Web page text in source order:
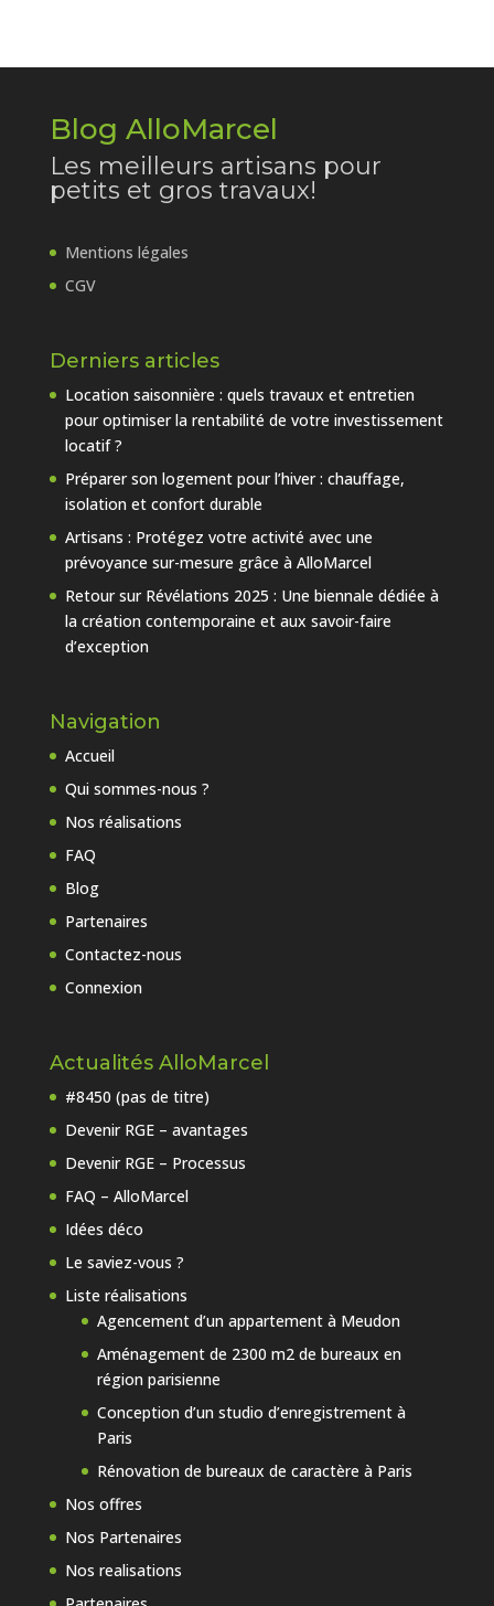
Blog AlloMarcel
Les meilleurs artisans pour
petits et gros travaux!
Mentions légales
CGV
Derniers articles
Location saisonnière : quels travaux et entretien
pour optimiser la rentabilité de votre investissement
locatif ?
Préparer son logement pour l’hiver : chauffage,
isolation et confort durable
Artisans : Protégez votre activité avec une
prévoyance sur-mesure grâce à AlloMarcel
Retour sur Révélations 2025 : Une biennale dédiée à
la création contemporaine et aux savoir-faire
d’exception
Navigation
Accueil
Qui sommes-nous ?
Nos réalisations
FAQ
Blog
Partenaires
Contactez-nous
Connexion
Actualités AlloMarcel
#8450 (pas de titre)
Devenir RGE – avantages
Devenir RGE – Processus
FAQ – AlloMarcel
Idées déco
Le saviez-vous ?
Liste réalisations
Agencement d’un appartement à Meudon
Aménagement de 2300 m2 de bureaux en
région parisienne
Conception d’un studio d’enregistrement à
Paris
Rénovation de bureaux de caractère à Paris
Nos offres
Nos Partenaires
Nos realisations